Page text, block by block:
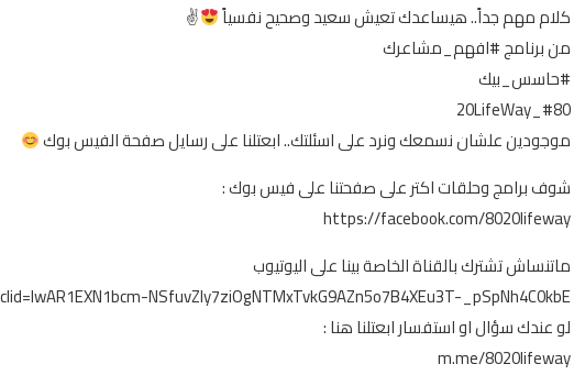
كلام مهم جداً.. هيساعدك تعيش سعيد وصحيح نفسياً
✌
من برنامج #افهم_مشاعرك
#حاسس_بيك
#80_20LifeWay
موجودين علشان نسمعك ونرد على اسئلتك.. ابعتلنا على رسايل صفحة الفيس بوك
شوف برامج وحلقات اكتر على صفحتنا على فيس بوك :
https://facebook.com/8020lifeway
ماتنساش تشترك بالقناة الخاصة بينا على اليوتيوب
NSfuvZly7ziOgNTMxTvkG9AZn5o7B4XEu3T-_pSpNh4C0kbE
لو عندك سؤال او استفسار ابعتلنا هنا :
m.me/8020lifeway